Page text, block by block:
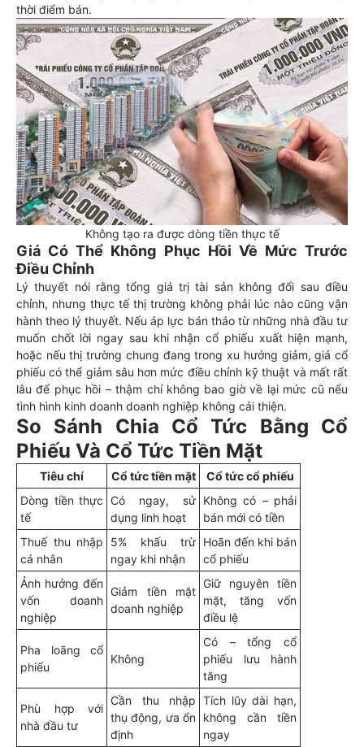
thời điểm bán.
Không tạo ra được dòng tiền thực tế
Giá Có Thể Không Phục Hồi Về Mức Trước
Điều Chỉnh
Lý thuyết nói rằng tổng giá trị tài sản không đổi sau điều
chỉnh, nhưng thực tế thị trường không phải lúc nào cũng vận
hành theo lý thuyết. Nếu áp lực bán tháo từ những nhà đầu tư
muốn chốt lời ngay sau khi nhận cổ phiếu xuất hiện mạnh,
hoặc nếu thị trường chung đang trong xu hướng giảm, giá cổ
phiếu có thể giảm sâu hơn mức điều chỉnh kỹ thuật và mất rất
lâu để phục hồi – thậm chí không bao giờ về lại mức cũ nếu
tình hình kinh doanh doanh nghiệp không cải thiện.
So Sánh Chia Cổ Tức Bằng Cổ
Phiếu Và Cổ Tức Tiền Mặt
Tiêu chí Cổ tức tiền mặt
Cổ tức cổ phiếu
Dòng tiền thực
tế
Có ngay, sử
dụng linh hoạt
Không có – phải
bán mới có tiền
Thuế thu nhập
cá nhân
5% khấu trừ
ngay khi nhận
Hoãn đến khi bán
cổ phiếu
Ảnh hưởng đến
vốn doanh
nghiệp
Giảm tiền mặt
doanh nghiệp
Giữ nguyên tiền
mặt, tăng vốn
điều lệ
Pha loãng cổ
phiếu
Không
Có – tổng cổ
phiếu lưu hành
tăng
Phù hợp với
nhà đầu tư
Cần thu nhập
thụ động, ưa ổn
định
Tích lũy dài hạn,
không cần tiền
ngay